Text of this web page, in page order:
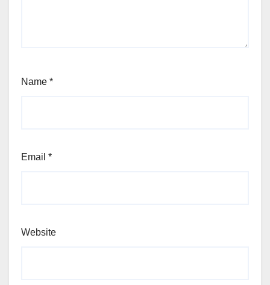
Name *
Email *
Website